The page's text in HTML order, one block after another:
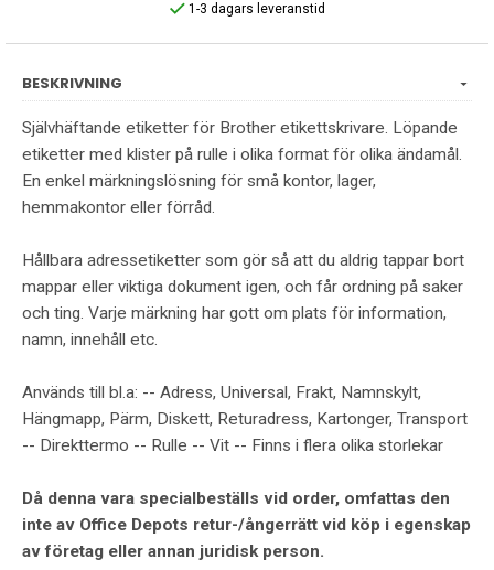
1-3 dagars leveranstid
BESKRIVNING
Självhäftande etiketter för Brother etikettskrivare. Löpande
etiketter med klister på rulle i olika format för olika ändamål.
En enkel märkningslösning för små kontor, lager,
hemmakontor eller förråd.
Hållbara adressetiketter som gör så att du aldrig tappar bort
mappar eller viktiga dokument igen, och får ordning på saker
och ting. Varje märkning har gott om plats för information,
namn, innehåll etc.
Används till bl.a: -- Adress, Universal, Frakt, Namnskylt,
Hängmapp, Pärm, Diskett, Returadress, Kartonger, Transport
-- Direkttermo -- Rulle -- Vit -- Finns i flera olika storlekar
Då denna vara specialbeställs vid order, omfattas den
inte av Office Depots retur-/ångerrätt vid köp i egenskap
av företag eller annan juridisk person.